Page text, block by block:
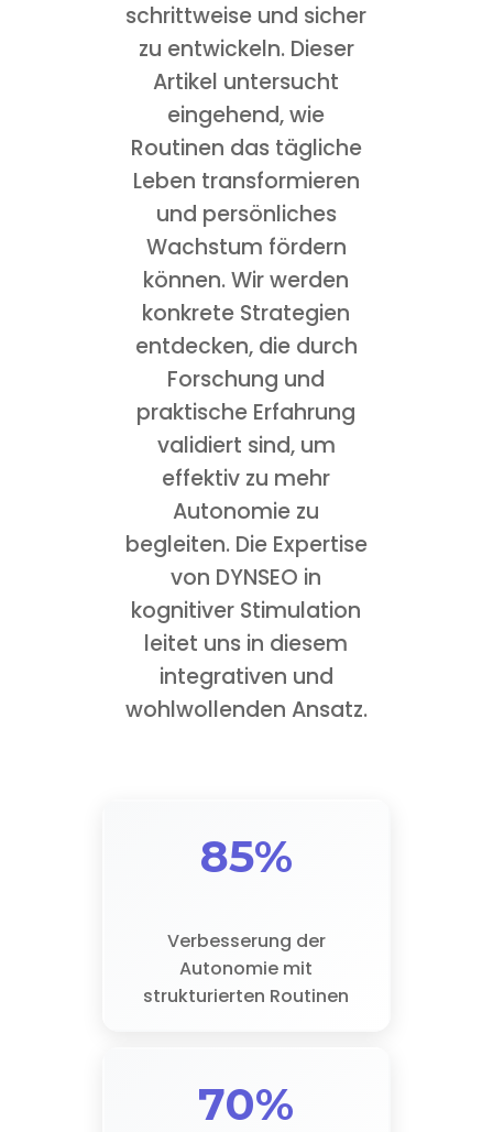
schrittweise und sicher
zu entwickeln. Dieser
Artikel untersucht
eingehend, wie
Routinen das tägliche
Leben transformieren
und persönliches
Wachstum fördern
können. Wir werden
konkrete Strategien
entdecken, die durch
Forschung und
praktische Erfahrung
validiert sind, um
effektiv zu mehr
Autonomie zu
begleiten. Die Expertise
von DYNSEO in
kognitiver Stimulation
leitet uns in diesem
integrativen und
wohlwollenden Ansatz.
85%
Verbesserung der
Autonomie mit
strukturierten Routinen
70%